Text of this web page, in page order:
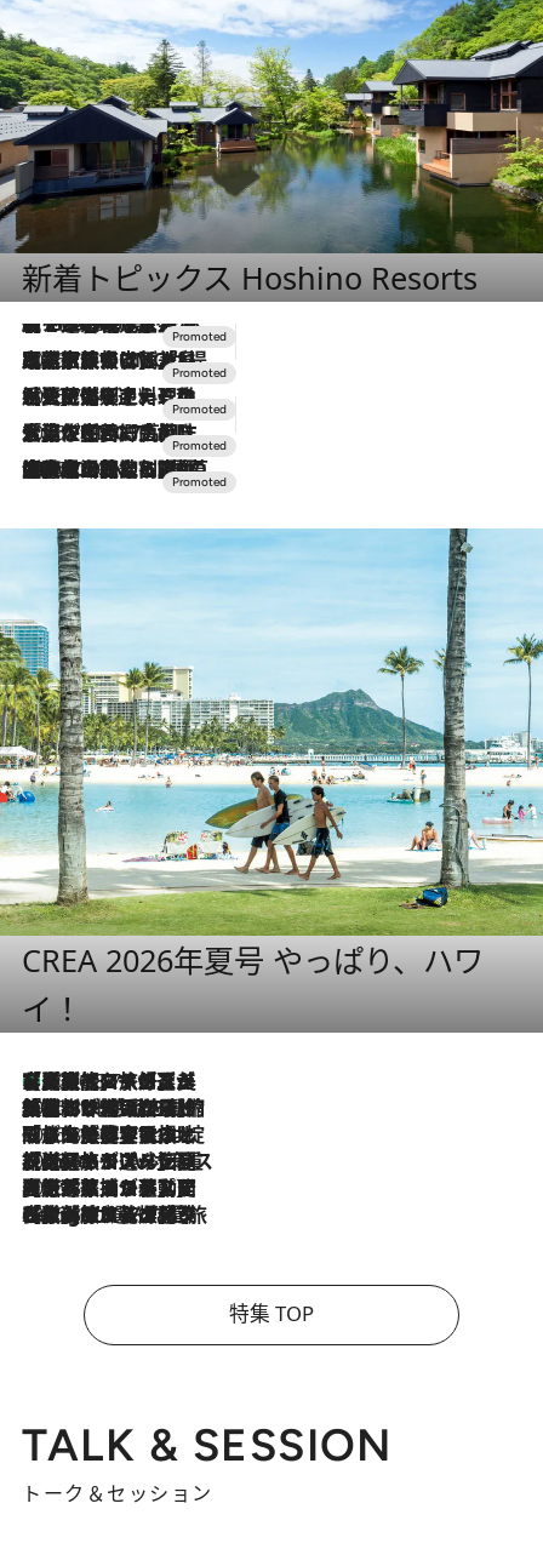
新着トピックス Hoshino Resorts
2026.8.7
【トンボの足水浴】ヒノキの香りに包まれて涼感マックス！約13℃の湧水かけ流しを避暑地「星野温泉 トンボの湯」で体験
2026.7.31
【ホテル帰省】という選択肢をOMOが提案。家族とほどよい距離を保つには「昼は実家、夜は気兼ねなくホテルで！」
2026.7.24
【夏限定ディナーコース】旬を迎える稚鮎や花ズッキーニなどをイタリア・トスカーナの郷土料理の手法で満喫！
2026.7.17
「土佐和ハーブかき氷」がOMO7高知に登場！生姜、山椒、大葉など目にも舌にも涼を呼ぶ郷土の味
2026.7.10
NEW OPEN！【界 草津】名湯の地に誕生。趣の異なる2種の温泉と上州ならではの会席・蕎麦割烹など美食を味わう究極の癒やし旅
CREA 2026年夏号 やっぱり、ハワ
イ！
2026.8.7
【厳選旅コスメ】「多機能アイテムがメイン！」旅好き美容エディターが選んだ夏旅ベストコスメを発表【Mサイズジップ】
2026.8.6
「荷物が増えるほど旅ストレスは増す」美容ジャーナリストがたどり着いた最終結論。“化粧品を劇的に減らす”感動の凝縮美容とは
2026.8.6
「旅先には金髪ウィッグを持参」日本と同じメイクでは損してる!? 美容ジャーナリストが提案する“掟破りの旅美容”とは
2026.8.6
【厳選旅コスメ】「身軽さ＆UV対策重視！」ヘアアーティストshucoが選んだ夏旅ベストコスメを発表【Mサイズジップ】
2026.8.5
【厳選旅コスメ】国内をあちこち移動する河井菜摘が選んだ夏旅ベストコスメ発表！「リラックスアイテムはマスト」【Mサイズジップ】
2026.8.4
【厳選旅コスメ】「紫外線＆乾燥対策しながらメイク感も！」ヘア＆メイクGeorgeが選んだ夏旅ベストコスメを発表！【Mサイズジップ】
特集 TOP
TALK & SESSION
トーク＆セッション